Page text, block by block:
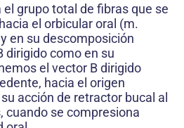
grupo total de fibras que se
el orbicular oral (m.
en su descomposición
dirigido como en su
el vector B dirigido
hacia el origen
acción de retractor bucal al
cuando se compresiona